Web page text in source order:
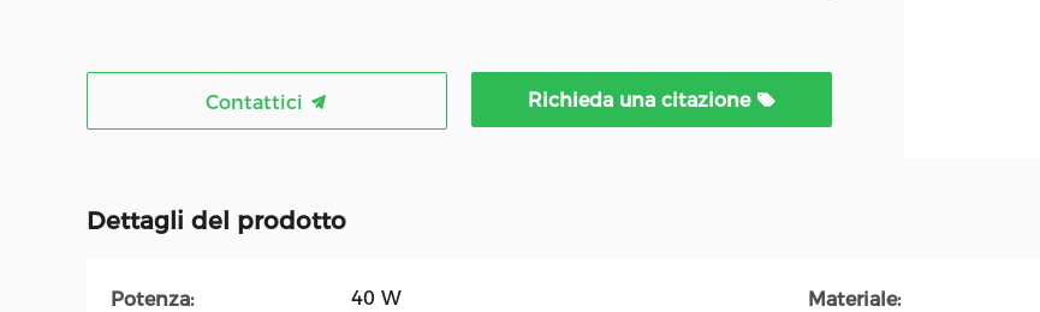
Contattici Richieda una citazione
Dettagli del prodotto
Potenza: 40 W Materiale: